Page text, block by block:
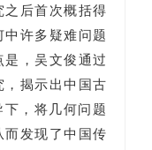
之后首次概括得
许多疑难问题
是，吴文俊通过
，揭示出中国古
下，将几何问题
而发现了中国传